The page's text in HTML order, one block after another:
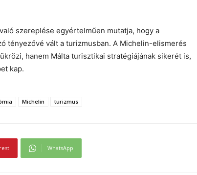
szereplése egyértelműen mutatja, hogy a
tényezővé vált a turizmusban. A Michelin-elismerés
hanem Málta turisztikai stratégiájának sikerét is,
kap.
Michelin turizmus
WhatsApp